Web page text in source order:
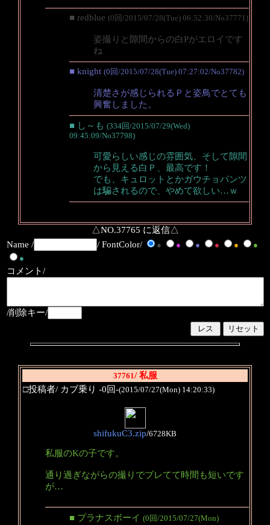
■ redblue (0回/2015/07/28(Tue) 06:52:30/No37771)
姿撮りと隙間からの白Pがエロイです
ね
■ knight (0回/2015/07/28(Tue) 07:27:02/No37782)
清楚さが感じられるＰと姿鳥でとても
興奮しました。
■ し～も (334回/2015/07/29(Wed)
09:45:09/No37798)
可愛らしい感じの雰囲気、そして隙間
から見える白Ｐ、最高です！
でも、キュロットとかガウチョパンツ
は騙されるので、やめて欲しい…ｗ
△NO.37765 に返信△
Name /
/ FontColor/ ● ● ● ● ●
●
●
コメント/
/削除キー/
37761/ 私服
□投稿者/ カブ乗り -0回-(2015/07/27(Mon) 14:20:33)
shifukuC3.zip/6728KB
私服のKの子です。
通り過ぎながらの撮りでブレてて時間も短いです
が…
■ プラナスボーイ (0回/2015/07/27(Mon)